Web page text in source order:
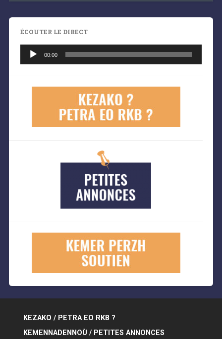
ÉCOUTER LE DIRECT
audio
00:00
KEZAKO / PETRA EO RKB ?
KEMENNADENNOÙ / PETITES ANNONCES